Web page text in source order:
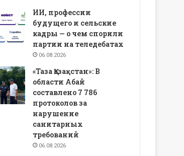
ИИ, профессии
будущего и сельские
кадры — о чем спорили
партии на теледебатах
06.08.2026
«Таза Қазақстан»: В
области Абай
составлено 7 786
протоколов за
нарушение
санитарных
требований
06.08.2026